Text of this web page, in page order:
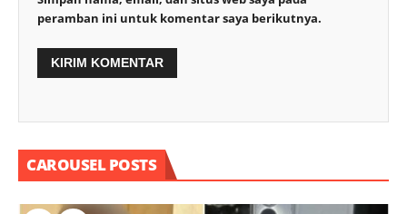
peramban ini untuk komentar saya berikutnya.
CAROUSEL POSTS